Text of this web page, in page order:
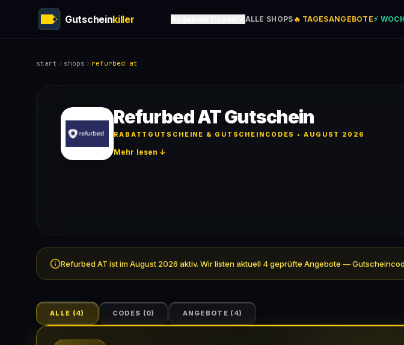
Gutscheinkiller ALLE SHOPS 🔥 TAGESANGEBOTE⚡
start shops refurbed at
Refurbed AT Gutschein
RABATTGUTSCHEINE & GUTSCHEINCODES • AUGUST 2026
Mehr lesen ↓
Refurbed AT ist im August 2026 aktiv. Wir listen aktuell 4 geprüfte Angebote —
ALLE (4) CODES (0) ANGEBOTE ( 4)